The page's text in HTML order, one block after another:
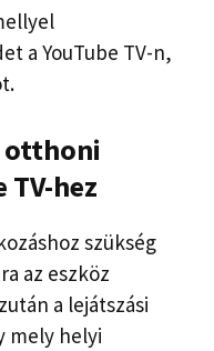
a YouTube TV-n,
otthoni
hez
szükség
az eszköz
a lejátszási
mely helyi